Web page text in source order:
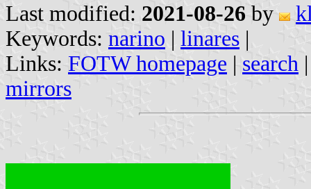
Last modified: 2021-08-26 by
Keywords: narino | linares |
Links: FOTW homepage | search
mirrors